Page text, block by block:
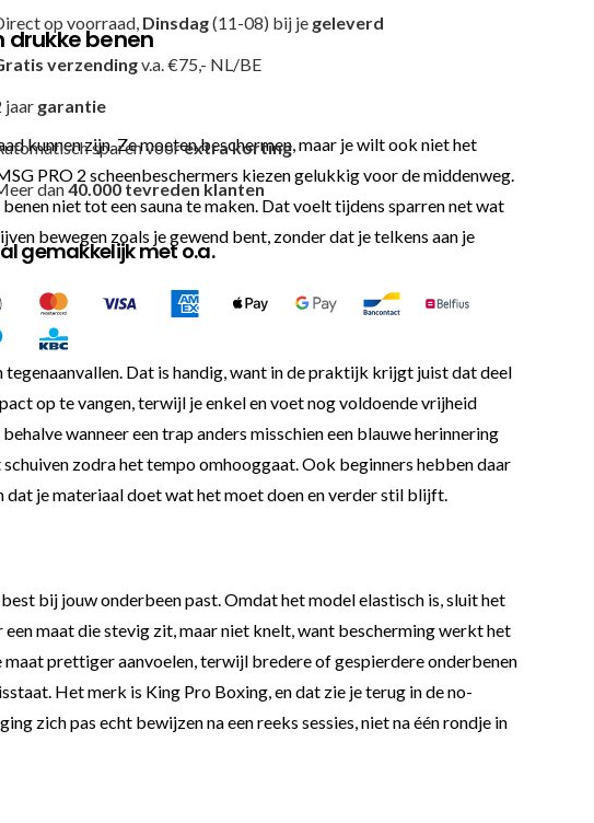
op voorraad, Dinsdag(11-08) bij je geleverd
verzendingv.a. €75,- NL/BE
jaar garantie
sparen voorextra korting
dan40.000 tevreden klanten
gemakkelijk met o.a.
drukke benen
kunnen zijn. Ze moeten beschermen, maar je wilt ook niet het
PRO 2 scheenbeschermers kiezen gelukkig voor de middenweg.
niet tot een sauna te maken. Dat voelt tijdens sparren net wat
bewegen zoals je gewend bent, zonder dat je telkens aan je
Dat is handig, want in de praktijk krijgt juist dat deel
op te vangen, terwijl je enkel en voet nog voldoende vrijheid
wanneer een trap anders misschien een blauwe herinnering
zodra het tempo omhooggaat. Ook beginners hebben daar
je materiaal doet wat het moet doen en verder stil blijft.
bij jouw onderbeen past. Omdat het model elastisch is, sluit het
maat die stevig zit, maar niet knelt, want bescherming werkt het
prettiger aanvoelen, terwijl bredere of gespierdere onderbenen
Het merk is King Pro Boxing, en dat zie je terug in de no-
zich pas echt bewijzen na een reeks sessies, niet na één rondje in